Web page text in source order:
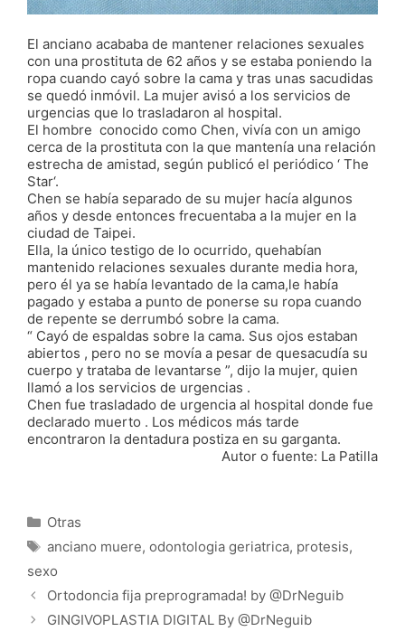
El anciano acababa de mantener relaciones sexuales
con una prostituta de 62 años y se estaba poniendo la
ropa cuando cayó sobre la cama y tras unas sacudidas
se quedó inmóvil. La mujer avisó a los servicios de
urgencias que lo trasladaron al hospital.
El hombre conocido como Chen, vivía con un amigo
cerca de la prostituta con la que mantenía una relación
estrecha de amistad, según publicó el periódico ‘ The
Star‘.
Chen se había separado de su mujer hacía algunos
años y desde entonces frecuentaba a la mujer en la
ciudad de Taipei.
Ella, la único testigo de lo ocurrido, quehabían
mantenido relaciones sexuales durante media hora,
pero él ya se había levantado de la cama,le había
pagado y estaba a punto de ponerse su ropa cuando
de repente se derrumbó sobre la cama.
“ Cayó de espaldas sobre la cama. Sus ojos estaban
abiertos , pero no se movía a pesar de quesacudía su
cuerpo y trataba de levantarse ”, dijo la mujer, quien
llamó a los servicios de urgencias .
Chen fue trasladado de urgencia al hospital donde fue
declarado muerto . Los médicos más tarde
encontraron la dentadura postiza en su garganta.
Autor o fuente: La Patilla
Categorías
Otras
Etiquetas
anciano muere, odontologia geriatrica, protesis,
sexo
Ortodoncia fija preprogramada! by @DrNeguib
GINGIVOPLASTIA DIGITAL By @DrNeguib